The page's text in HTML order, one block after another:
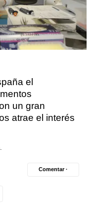
el
un gran
atrae el interés
Comentar ·